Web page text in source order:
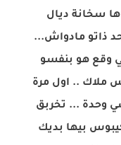
سخانة ديال
ذاتو مادواش...
وقع هو بنفسو
.. اول مرة
وحدة ... تخربق
بيها بديك